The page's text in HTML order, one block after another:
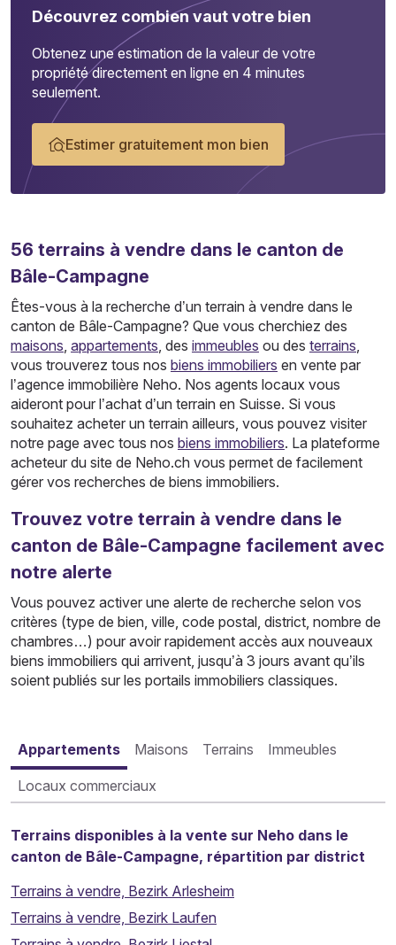
Découvrez combien vaut votre bien
Obtenez une estimation de la valeur de votre
propriété directement en ligne en 4 minutes
seulement.
Estimer gratuitement mon bien
56 terrains à vendre dans le canton de
Bâle-Campagne
Êtes-vous à la recherche d’un terrain à vendre dans le
canton de Bâle-Campagne? Que vous cherchiez des
maisons, appartements, des immeubles ou des terrains,
vous trouverez tous nos biens immobiliers en vente par
l’agence immobilière Neho. Nos agents locaux vous
aideront pour l’achat d’un terrain en Suisse. Si vous
souhaitez acheter un terrain ailleurs, vous pouvez visiter
notre page avec tous nos biens immobiliers. La plateforme
acheteur du site de Neho.ch vous permet de facilement
gérer vos recherches de biens immobiliers.
Trouvez votre terrain à vendre dans le
canton de Bâle-Campagne facilement avec
notre alerte
Vous pouvez activer une alerte de recherche selon vos
critères (type de bien, ville, code postal, district, nombre de
chambres…) pour avoir rapidement accès aux nouveaux
biens immobiliers qui arrivent, jusqu’à 3 jours avant qu’ils
soient publiés sur les portails immobiliers classiques.
Appartements Maisons Terrains Immeubles
Locaux commerciaux
Terrains disponibles à la vente sur Neho dans le
canton de Bâle-Campagne, répartition par district
Terrains à vendre, Bezirk Arlesheim
Terrains à vendre, Bezirk Laufen